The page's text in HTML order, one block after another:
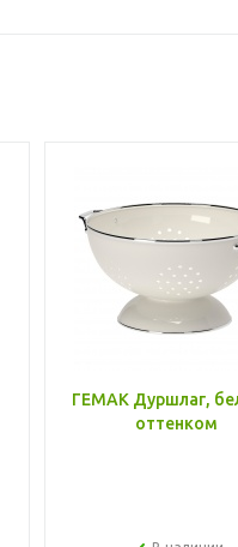
ГЕМАК Дуршлаг,
оттенком